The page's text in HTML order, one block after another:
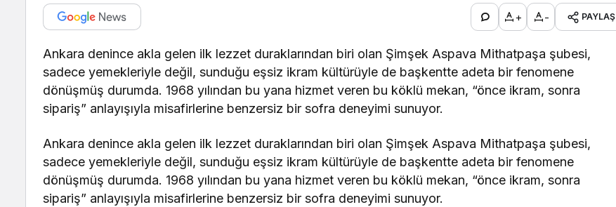
+ - PAYLAŞ
Ankara denince akla gelen ilk lezzet duraklarından biri olan Şimşek Aspava Mithatpaşa şubesi,
sadece yemekleriyle değil, sunduğu eşsiz ikram kültürüyle de başkentte adeta bir fenomene
dönüşmüş durumda. 1968 yılından bu yana hizmet veren bu köklü mekan, “önce ikram, sonra
sipariş” anlayışıyla misafirlerine benzersiz bir sofra deneyimi sunuyor.
Ankara denince akla gelen ilk lezzet duraklarından biri olan Şimşek Aspava Mithatpaşa şubesi,
sadece yemekleriyle değil, sunduğu eşsiz ikram kültürüyle de başkentte adeta bir fenomene
dönüşmüş durumda. 1968 yılından bu yana hizmet veren bu köklü mekan, “önce ikram, sonra
sipariş” anlayışıyla misafirlerine benzersiz bir sofra deneyimi sunuyor.